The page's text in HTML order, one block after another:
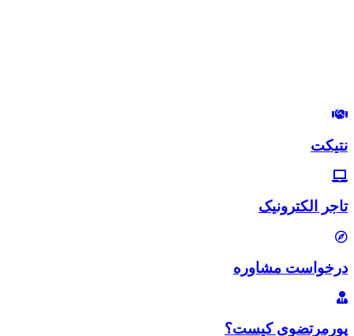
نتیکت
تاجر الکترونیک
درخواست مشاوره
پورمرتضوی کیست؟